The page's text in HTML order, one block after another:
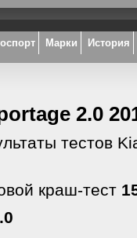
Марки История
2.0
тестов
краш-тест